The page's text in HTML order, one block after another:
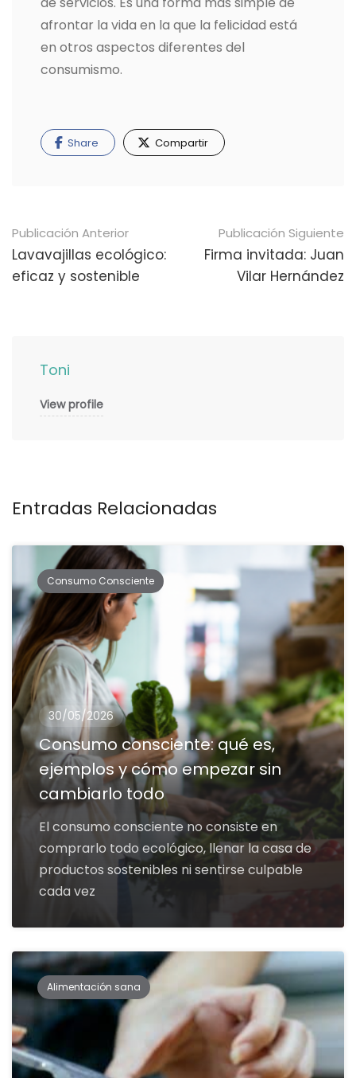
afrontar la vida en la que la felicidad está
en otros aspectos diferentes del
consumismo.
Share Compartir
Navegación
de
publicaciones
Publicación Anterior
Lavavajillas ecológico:
eficaz y sostenible
Publicación Siguiente
Firma invitada: Juan
Vilar Hernández
Toni
View profile
Entradas Relacionadas
Consumo Consciente
30/05/2026
Consumo consciente: qué es,
ejemplos y cómo empezar sin
cambiarlo todo
El consumo consciente no consiste en
comprarlo todo ecológico, llenar la casa de
productos sostenibles ni sentirse culpable
cada vez
Alimentación sana